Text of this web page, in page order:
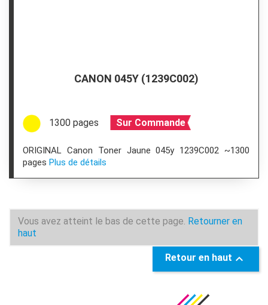
CANON 045Y (1239C002)
1300 pages Sur Commande
ORIGINAL Canon Toner Jaune 045y 1239C002 ~1300
pages Plus de détails
Vous avez atteint le bas de cette page. Retourner en
haut
Retour en haut 